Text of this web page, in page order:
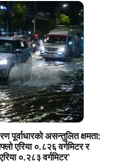
पूर्वाधारको असन्तुलित क्षमता:
एरिया ०.८२६ वर्गमिटर र
०.२८३ वर्गमिटर’